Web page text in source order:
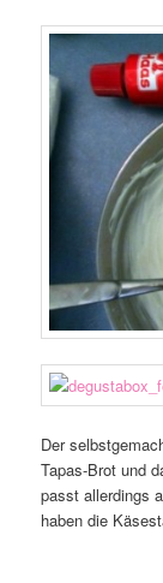
Der
Tapas-Brot und
passt allerdings
haben die